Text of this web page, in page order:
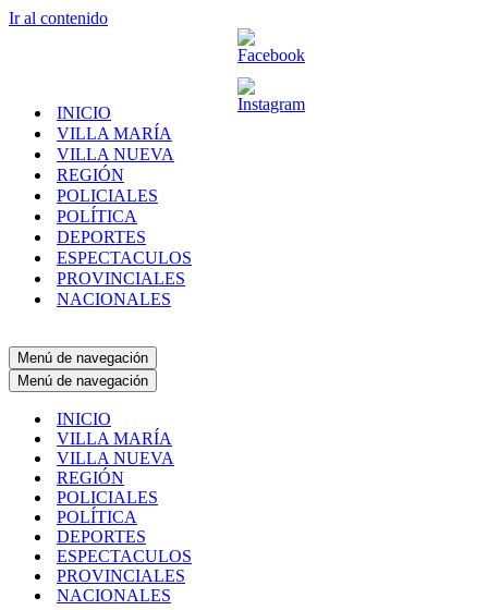
Ir al contenido
INICIO
VILLA MARÍA
VILLA NUEVA
REGIÓN
POLICIALES
POLÍTICA
DEPORTES
ESPECTACULOS
PROVINCIALES
NACIONALES
Menú de navegación
Menú de navegación
INICIO
VILLA MARÍA
VILLA NUEVA
REGIÓN
POLICIALES
POLÍTICA
DEPORTES
ESPECTACULOS
PROVINCIALES
NACIONALES